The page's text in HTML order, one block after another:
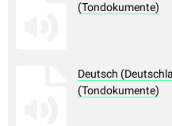
(Tondokumente)
Deutsch
(Tondokumente)